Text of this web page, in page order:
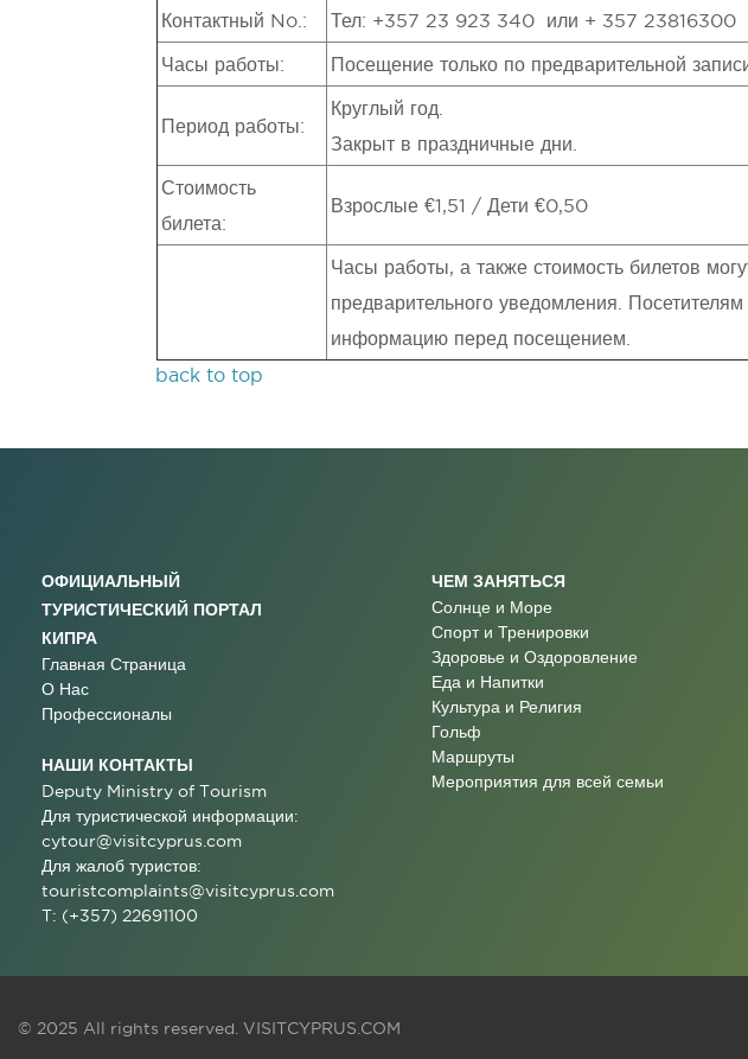
Контактный No.: Тел: +357 23 923 340 или + 357 23816300
Часы работы: Посещение только по предварительной
Период работы:
Круглый год.
Закрыт в праздничные дни.
Стоимость
билета:
Взрослые €1,51 / Дети €0,50
Часы работы, а также стоимость билетов
предварительного уведомления.
информацию перед посещением.
back to top
ОФИЦИАЛЬНЫЙ
ТУРИСТИЧЕСКИЙ ПОРТАЛ
КИПРА
Главная Страница
О Нас
Профессионалы
НАШИ КОНТАКТЫ
Deputy Ministry of Tourism
Для туристической информации:
cytour@visitcyprus.com
Для жалоб туристов:
touristcomplaints@visitcyprus.com
T: (+357) 22691100
ЧЕМ ЗАНЯТЬСЯ
Солнце и Море
Спорт и Тренировки
Здоровье и Оздоровление
Еда и Напитки
Культура и Религия
Гольф
Маршруты
Мероприятия для всей семьи
© 2025 All rights reserved. VISITCYPRUS.COM